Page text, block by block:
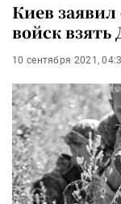
Киев
войск взять
10 сентября 2021,